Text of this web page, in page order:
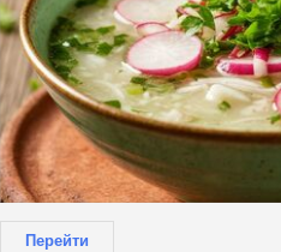
Перейти